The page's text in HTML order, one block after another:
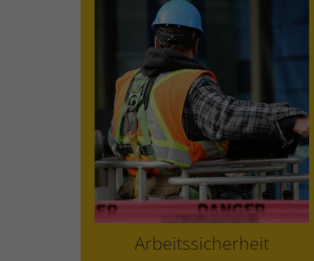
Arbeitssicherheit
Fachkraft für Arbeitssicherheit
SiGeKo
Sicherung von Arbeitsstätten an
Straßen (RSA
ASA Sitzung
Unterweisung
Gefährdungsbeurteilung